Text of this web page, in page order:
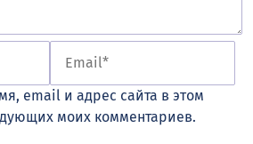
email и адрес сайта в этом
моих комментариев.